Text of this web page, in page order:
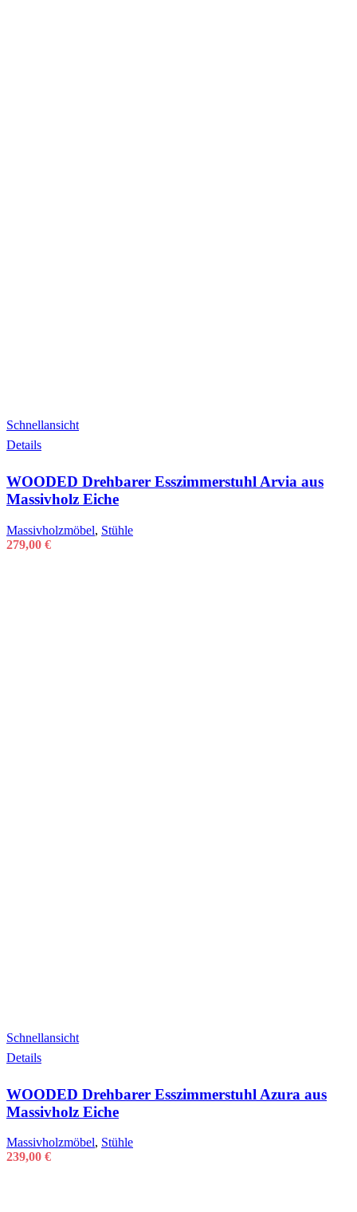
Schnellansicht
Details
WOODED Drehbarer Esszimmerstuhl Arvia aus
Massivholz Eiche
Massivholzmöbel, Stühle
279,00 €
Schnellansicht
Details
WOODED Drehbarer Esszimmerstuhl Azura aus
Massivholz Eiche
Massivholzmöbel, Stühle
239,00 €